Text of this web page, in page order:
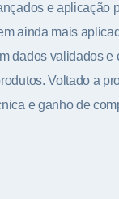
e
ainda mais
dados validados
Voltado a
e ganho de